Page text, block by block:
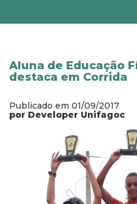
Aluna de Educação
destaca em Corrida
Publicado em 01/09/2017
por Developer Unifagoc